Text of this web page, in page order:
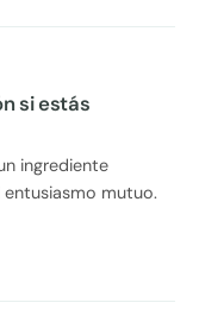
si estás
ingrediente
entusiasmo mutuo.